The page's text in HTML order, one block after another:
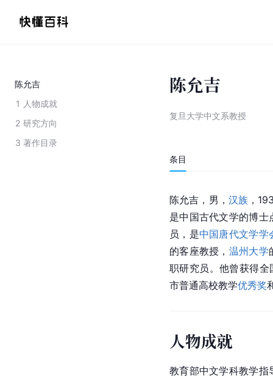
陈允吉
1 人物成就
2 研究方向
3 著作目录
陈允吉
复旦大学中文系教授
条目
陈允吉，男， 汉族 ，
是中国古代文学的博
员，是中国唐代文学学
的客座教授， 温州大学
职研究员。他曾获得全
市普通高校教学优秀奖
人物成就
教育部中文学科教学指